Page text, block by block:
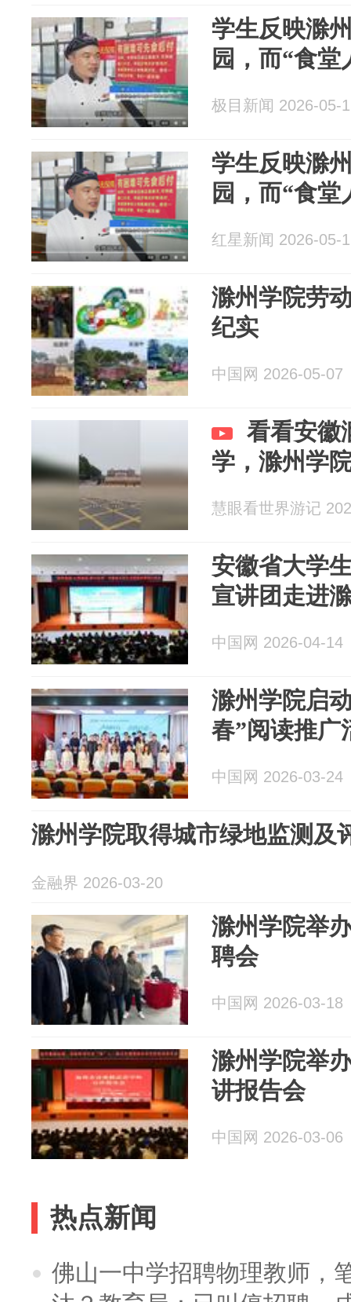
学生反映滁
园，而“食
极目新闻 2026-05-
学生反映滁
园，而“食
红星新闻 2026-05-
滁州学院劳
纪实
中国网 2026-05-07
看看安徽
学，滁州学
慧眼看世界游记
安徽省大学
宣讲团走进
中国网 2026-04-14
滁州学院启
春”阅读推广
中国网 2026-03-24
滁州学院取得城市绿地监测及
金融界 2026-03-20
滁州学院举
聘会
中国网 2026-03-18
滁州学院举
讲报告会
中国网 2026-03-06
热点新闻
佛山一中学招聘物理教师，